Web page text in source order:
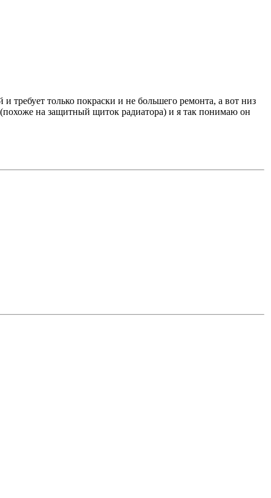
только покраски и не большего ремонта, а вот низ
на защитный щиток радиатора) и я так понимаю он